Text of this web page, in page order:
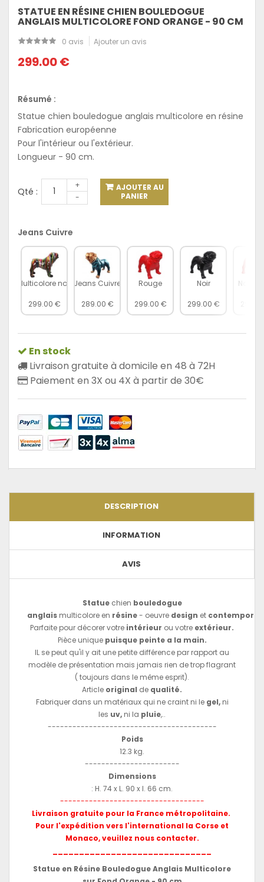
STATUE EN RÉSINE CHIEN BOULEDOGUE
ANGLAIS MULTICOLORE FOND ORANGE - 90 CM
0 avis Ajouter un avis
299.00 €
Résumé :
Statue chien bouledogue anglais multicolore en résine
Fabrication européenne
Pour l'intérieur ou l'extérieur.
Longueur - 90 cm.
Qté :
+
-
AJOUTER AU
PANIER
Jeans Cuivre
Multicolore noir
299.00 €
Jeans Cuivre
289.00 €
Rouge
299.00 €
Noir
299.00 €
Noir
En stock
Livraison gratuite à domicile en 48 à 72H
Paiement en 3X ou 4X à partir de 30€
DESCRIPTION
INFORMATION
AVIS
Statuechien bouledogue
anglais multicolore en résine- oeuvre design et
Parfaite pour décorer votre intérieur ou votre extérieur.
Pièce uniquepuisque peinte a la main.
IL se peut qu'il y ait une petite différence par rapport au
modèle de présentation mais jamais rien de trop flagrant
( toujours dans le même esprit).
Article original de qualité.
Fabriquer dans un matériaux qui ne craint ni le gel,ni
les uv, ni la pluie,..
-----------------------------------------
Poids
12.3 kg.
-----------------------
Dimensions
: H. 74 x L. 90 x l. 66 cm.
-----------------------------------
Livraison gratuite pour la France métropolitaine.
Pour l'expédition vers l'international la Corse et
Monaco, veuillez nous contacter.
Statue en Résine Bouledogue Anglais Multicolore